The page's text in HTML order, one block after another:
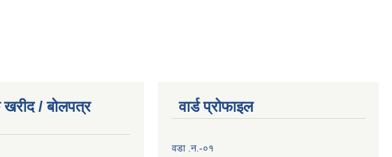
खरीद / बाेलपत्र
वार्ड प्राेफाइल
वडा .न.-०१